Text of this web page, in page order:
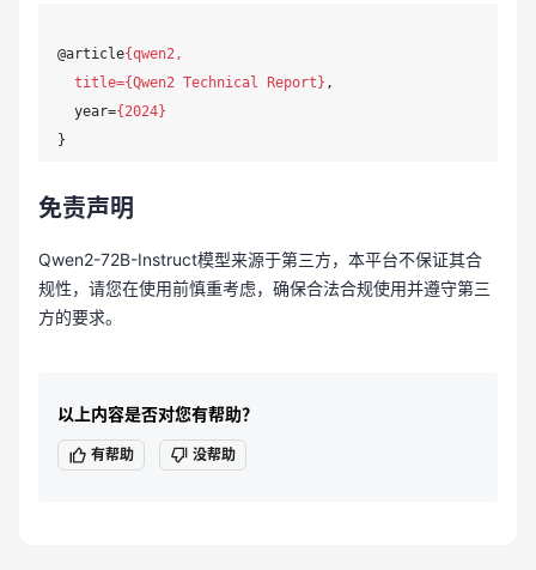
@article{qwen2,
  title={Qwen2 Technical Report}
,
  year=
{2024}
免责声明
Qwen2-72B-Instruct模型来源于第三方，本平台不保证其合
规性，请您在使用前慎重考虑，确保合法合规使用并遵守第三
方的要求。
以上内容是否对您有帮助？
有帮助 没帮助